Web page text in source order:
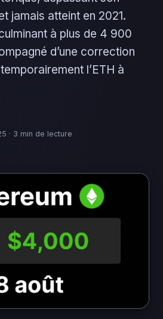
jamais atteint en 2021.
à plus de 4 900
d’une correction
l’ETH à
· 3 min de lecture